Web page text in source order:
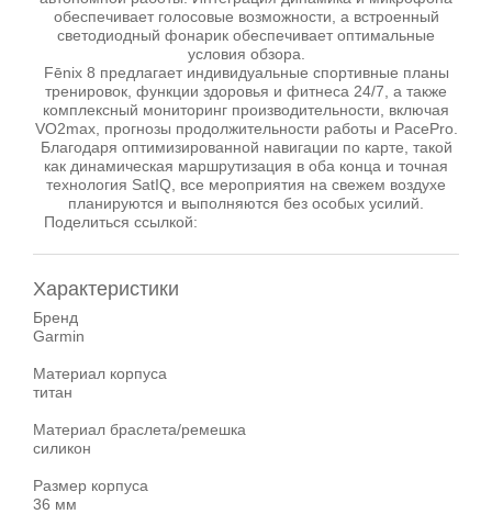
обеспечивает голосовые возможности, а встроенный
светодиодный фонарик обеспечивает оптимальные
условия обзора.
Fēnix 8 предлагает индивидуальные спортивные планы
тренировок, функции здоровья и фитнеса 24/7, а также
комплексный мониторинг производительности, включая
VO2max, прогнозы продолжительности работы и PacePro.
Благодаря оптимизированной навигации по карте, такой
как динамическая маршрутизация в оба конца и точная
технология SatIQ, все мероприятия на свежем воздухе
планируются и выполняются без особых усилий.
Поделиться ссылкой:
Характеристики
Бренд
Garmin
Материал корпуса
титан
Материал браслета/ремешка
силикон
Размер корпуса
36 мм